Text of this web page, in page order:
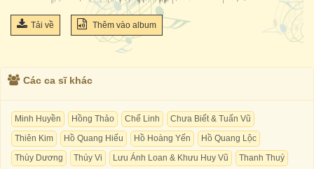
Tải về Thêm vào album
Các ca sĩ khác
Minh Huyền Hồng Thảo Chế Linh
Chưa Biết & Tuấn Vũ
Thiên Kim
Hồ Quang Hiếu Hồ Hoàng Yến
Hồ Quang Lộc
Thùy Dương
Thúy Vi Lưu Ánh Loan & Khưu Huy Vũ
Thanh Thuý